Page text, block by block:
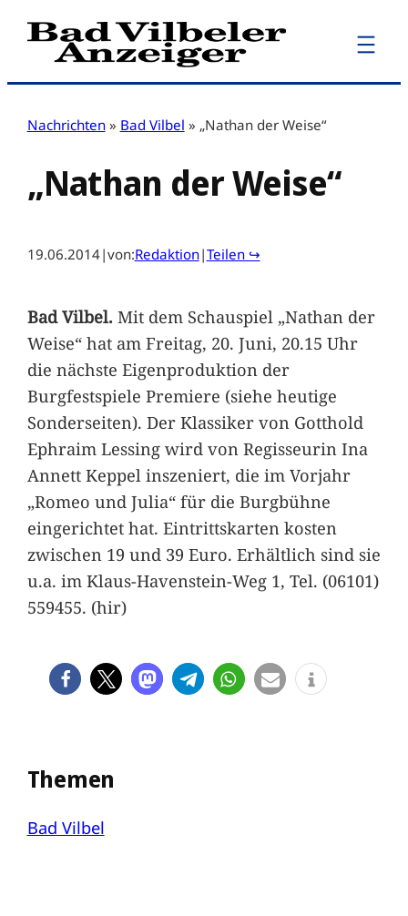
Zum
Inhalt
Nachrichten » Bad Vilbel » „Nathan der Weise“
„Nathan der Weise“
19.06.2014|von:Redaktion|Teilen ↪
Bad Vilbel.Mit dem Schauspiel „Nathan der
Weise“ hat am Freitag, 20. Juni, 20.15 Uhr
die nächste Eigenproduktion der
Burgfestspiele Premiere (siehe heutige
Sonderseiten). Der Klassiker von Gotthold
Ephraim Lessing wird von Regisseurin Ina
Annett Keppel inszeniert, die im Vorjahr
„Romeo und Julia“ für die Burgbühne
eingerichtet hat. Eintrittskarten kosten
zwischen 19 und 39 Euro. Erhältlich sind sie
u.a. im Klaus-Havenstein-Weg 1, Tel. (06101)
559455. (hir)
Themen
Bad Vilbel